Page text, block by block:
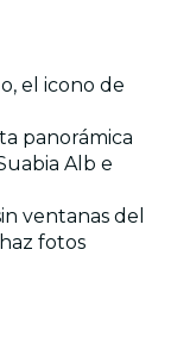
el icono de
panorámica
Alb e
ventanas del
fotos